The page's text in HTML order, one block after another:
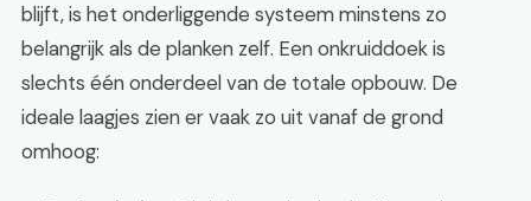
blijft, is het onderliggende systeem minstens zo
belangrijk als de planken zelf. Een onkruiddoek is
slechts één onderdeel van de totale opbouw. De
ideale laagjes zien er vaak zo uit vanaf de grond
omhoog: